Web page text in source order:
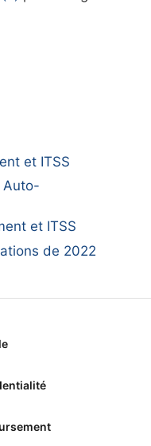
et ITSS
Auto-
et ITSS
de 2022